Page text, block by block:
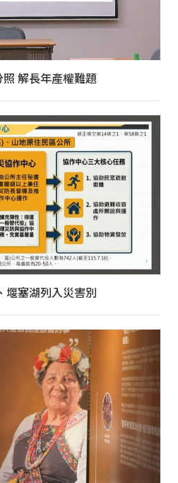
解長年產權難題
堰塞湖列入災害別